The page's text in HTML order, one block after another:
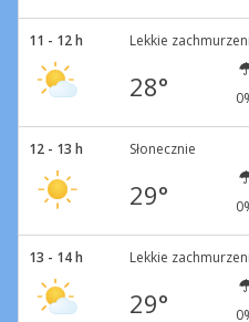
11 - 12 h Lekkie
28°
12 - 13 h Słonecznie
29°
13 - 14 h Lekkie
29°